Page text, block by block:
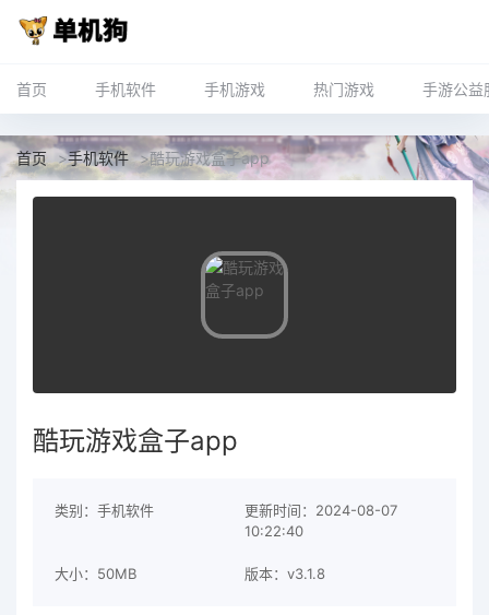
首页 手机软件 手机游戏 热门游戏 手游公益
首页 >手机软件 >酷玩游戏盒子app
酷玩游戏盒子app
类别：手机软件
更新时间：2024-08-07
10:22:40
大小：50MB 版本：v3.1.8